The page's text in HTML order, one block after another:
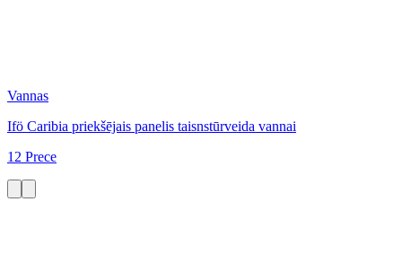
Vannas
Ifö Caribia priekšējais panelis taisnstūrveida vannai
12 Prece